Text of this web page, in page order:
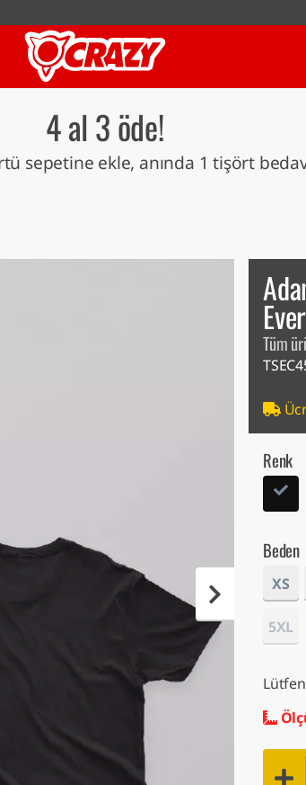
4 al 3 öde!
sepetine ekle, anında 1 tişört
Tüm
Renk
Beden
XS
5XL